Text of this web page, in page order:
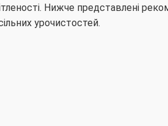
Нижче представлені
урочистостей.